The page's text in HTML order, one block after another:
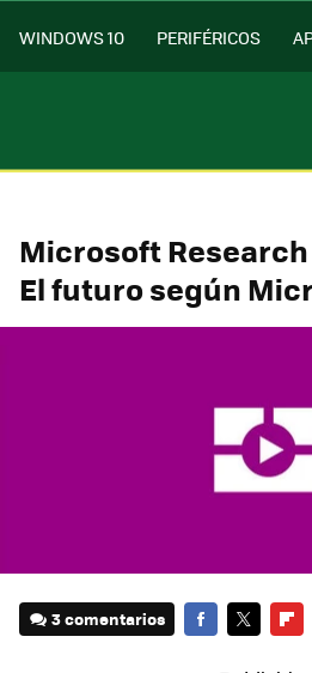
WINDOWS 10 PERIFÉRICOS
Microsoft
El futuro según
3 comentarios